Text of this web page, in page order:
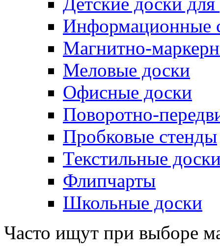
Информационные
Магнитно-
Меловые доски
Офисные доски
Поворотно-
Пробковые стенды
Текстильные
Флипчарты
Школьные доски
Часто ищут при выборе